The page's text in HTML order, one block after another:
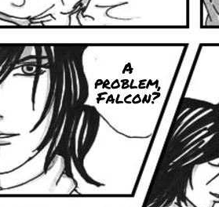
A
problem,
Falcon?